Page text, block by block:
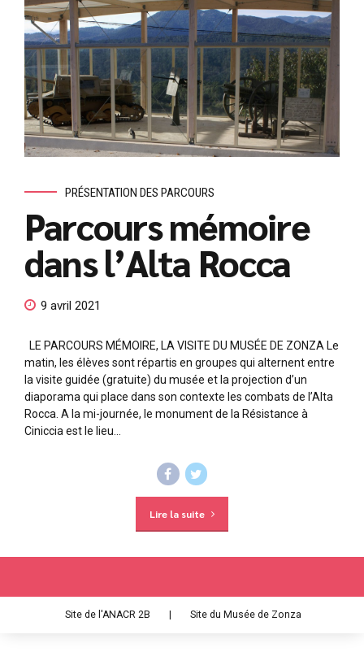
PRÉSENTATION DES PARCOURS
Parcours mémoire
dans l’Alta Rocca
9 avril 2021
LE PARCOURS MÉMOIRE, LA VISITE DU MUSÉE DE ZONZA Le
matin, les élèves sont répartis en groupes qui alternent entre
la visite guidée (gratuite) du musée et la projection d’un
diaporama qui place dans son contexte les combats de l’Alta
Rocca. A la mi-journée, le monument de la Résistance à
Ciniccia est le lieu...
Lire la suite
Site de l'ANACR 2B Site du Musée de Zonza